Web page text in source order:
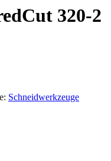
320-2
Schneidwerkzeuge